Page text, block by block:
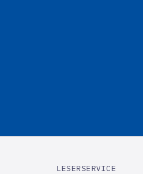
LESERSERVICE